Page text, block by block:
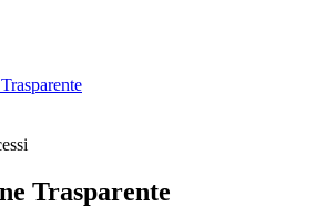
Trasparente